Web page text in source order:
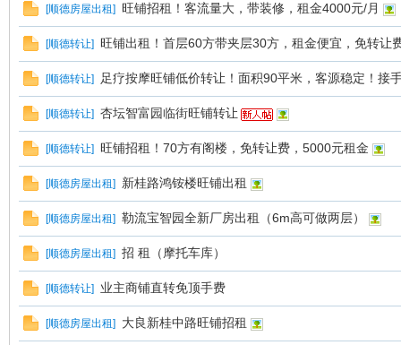
[顺德房屋出租] 旺铺招租！客流量大，带装修，租金4000元/月
[顺德转让] 旺铺出租！首层60方带夹层30方，租金便宜，免转让
[顺德转让] 足疗按摩旺铺低价转让！面积90平米，客源稳定！接
[顺德转让] 杏坛智富园临街旺铺转让
[顺德转让] 旺铺招租！70方有阁楼，免转让费，5000元租金
[顺德房屋出租] 新桂路鸿铵楼旺铺出租
[顺德房屋出租] 勒流宝智园全新厂房出租（6m高可做两层）
[顺德房屋出租] 招 租（摩托车库）
[顺德转让] 业主商铺直转免顶手费
[顺德房屋出租] 大良新桂中路旺铺招租